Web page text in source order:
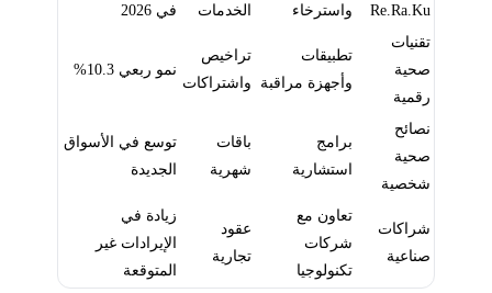
Re.Ra.Ku
واسترخاء
الخدمات
في 2026
تقنيات
صحية
رقمية
تطبيقات
وأجهزة مراقبة
تراخيص
واشتراكات
نمو ربعي 10.3%
نصائح
صحية
شخصية
برامج
استشارية
باقات
شهرية
توسع في الأسواق
الجديدة
شراكات
صناعية
تعاون مع
شركات
تكنولوجيا
عقود
تجارية
زيادة في
الإيرادات غير
المتوقعة